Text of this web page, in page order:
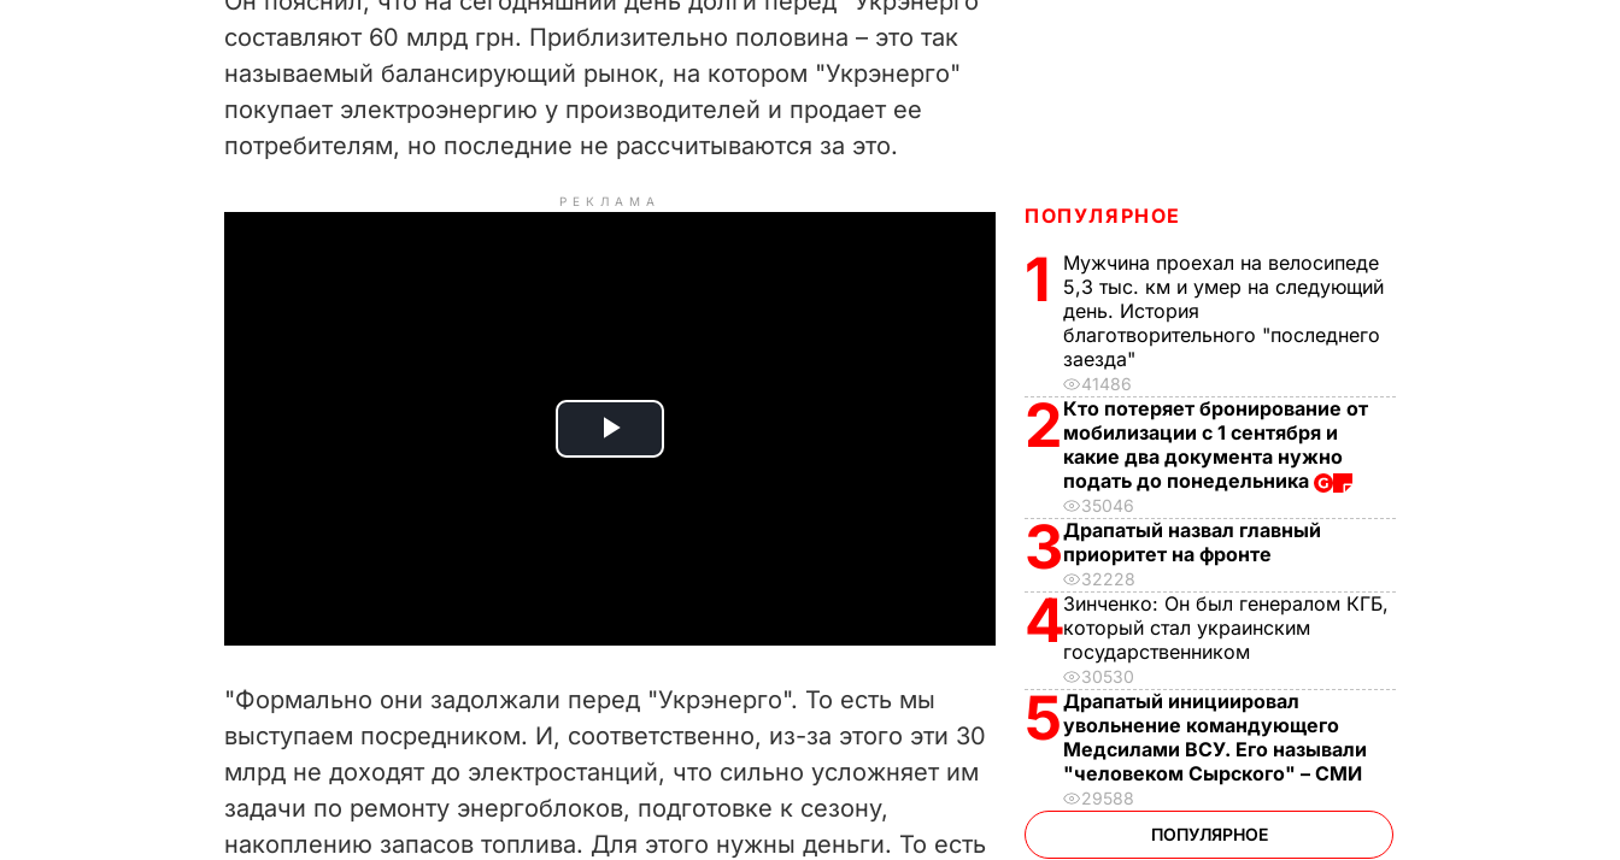
составляют 60 млрд грн. Приблизительно половина – это так
называемый балансирующий рынок, на котором "Укрэнерго"
покупает электроэнергию у производителей и продает ее
потребителям, но последние не рассчитываются за это.
РЕКЛАМА
P
i
d
e
"Формально они задолжали перед "Укрэнерго". То есть мы
выступаем посредником. И, соответственно, из-за этого эти 30
млрд не доходят до электростанций, что сильно усложняет им
задачи по ремонту энергоблоков, подготовке к сезону,
накоплению запасов топлива. Для этого нужны деньги. То есть
ПОПУЛЯРНОЕ
1
Мужчина проехал на велосипеде
5,3 тыс. км и умер на следующий
день. История
благотворительного "последнего
заезда"
41486
2 Кто потеряет бронирование от
мобилизации с 1 сентября и
какие два документа нужно
подать до понедельника
35046
3Драпатый назвал главный
приоритет на фронте
32228
4Зинченко: Он был генералом КГБ,
который стал украинским
государственником
30530
5Драпатый инициировал
увольнение командующего
Медсилами ВСУ. Его называли
"человеком Сырского" – СМИ
29588
ПОПУЛЯРНОЕ